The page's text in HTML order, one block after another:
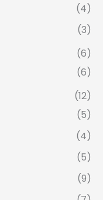
(4)
(3)
(6)
(6)
(12)
(5)
(4)
(5)
(9)